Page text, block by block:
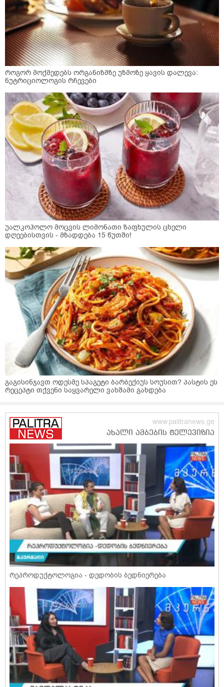
როგორ მოქმედებს ორგანიზმზე უზმოზე ყავის დალევა:
ნუტრიციოლოგის რჩევები
უალკოჰოლო მოცვის ლიმონათი ზაფხულის ცხელი
დღეებისთვის - მზადდება 15 წუთში!
გაგისინჯავთ ოდესმე სპაგეტი ბარბექიუს სოუსით? პასტის ეს
რეცეპტი თქვენი საყვარელი ვახშამი გახდება
რეპროდუქტოლოგია - დედობის ბედნიერება